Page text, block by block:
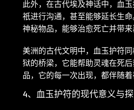
此外，在古代埃及神话中，血
祇进行沟通，甚至能够延长生
神秘物品，能够治愈死亡并带来
美洲的古代文明中，血玉护符
狱的桥梁，它能帮助灵魂在死
品，它的每一次出现，都伴随着
4、血玉护符的现代意义与